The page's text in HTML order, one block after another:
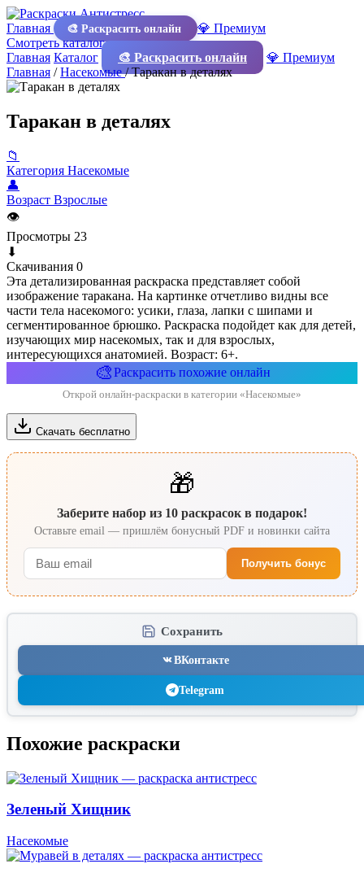
Главная 🎨 Раскрасить онлайн
💎 Премиум
Смотреть каталог
Главная Каталог 🎨 Раскрасить онлайн
💎 Премиум
Главная /Насекомые/Таракан в деталях
Таракан в деталях
📁
Категория Насекомые
👤
Возраст Взрослые
👁
Просмотры 23
⬇
Скачивания 0
Эта детализированная раскраска представляет собой
изображение таракана. На картинке отчетливо видны все
части тела насекомого: усики, глаза, лапки с шипами и
сегментированное брюшко. Раскраска подойдет как для детей,
изучающих мир насекомых, так и для взрослых,
интересующихся анатомией. Возраст: 6+.
🎨Раскрасить похожие онлайн
Открой онлайн-раскраски в категории «Насекомые»
Скачать бесплатно
🎁
Заберите набор из 10 раскрасок в подарок!
Оставьте email — пришлём бонусный PDF и новинки сайта
Получить бонус
Сохранить
ВКонтакте
Telegram
Похожие раскраски
Зеленый Хищник
Насекомые